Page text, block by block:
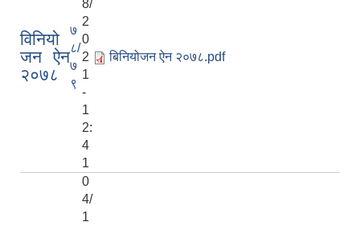
विनियो
जन ऐन
२०७८
७
८/
७
९
8/
2
0
2
1
-
1
2:
4
1
बिनियोजन ऐन २०७८.pdf
0
4/
1